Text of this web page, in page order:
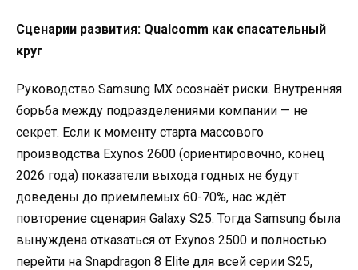
Сценарии развития: Qualcomm как спасательный
круг
Руководство Samsung MX осознаёт риски. Внутренняя
борьба между подразделениями компании — не
секрет. Если к моменту старта массового
производства Exynos 2600 (ориентировочно, конец
2026 года) показатели выхода годных не будут
доведены до приемлемых 60-70%, нас ждёт
повторение сценария Galaxy S25. Тогда Samsung была
вынуждена отказаться от Exynos 2500 и полностью
перейти на Snapdragon 8 Elite для всей серии S25,